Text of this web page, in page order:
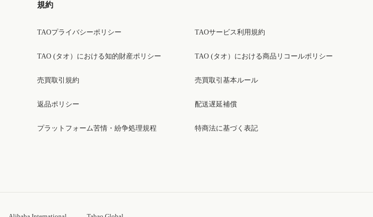
規約
TAOプライバシーポリシー
TAO (タオ）における知的財産ポリシー
売買取引規約
返品ポリシー
プラットフォーム苦情・紛争処理規程
TAOサービス利用規約
TAO (タオ）における商品リコールポリシー
売買取引基本ルール
配送遅延補償
特商法に基づく表記